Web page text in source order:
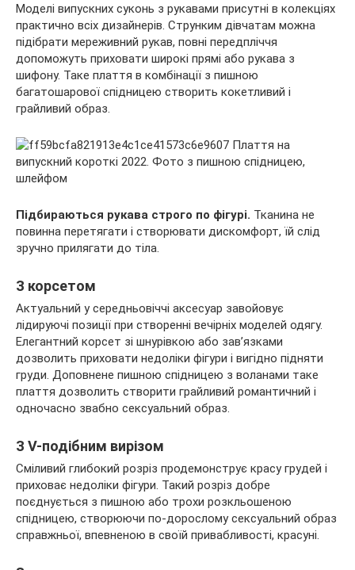
Моделі випускних суконь з рукавами присутні в колекціях
практично всіх дизайнерів. Струнким дівчатам можна
підібрати мереживний рукав, повні передпліччя
допоможуть приховати широкі прямі або рукава з
шифону. Таке плаття в комбінації з пишною
багатошарової спідницею створить кокетливий і
грайливий образ.
Підбираються рукава строго по фігурі. Тканина не
повинна перетягати і створювати дискомфорт, їй слід
зручно прилягати до тіла.
З корсетом
Актуальний у середньовіччі аксесуар завойовує
лідируючі позиції при створенні вечірніх моделей одягу.
Елегантний корсет зі шнурівкою або зав’язками
дозволить приховати недоліки фігури і вигідно підняти
груди. Доповнене пишною спідницею з воланами таке
плаття дозволить створити грайливий романтичний і
одночасно звабно сексуальний образ.
З V-подібним вирізом
Сміливий глибокий розріз продемонструє красу грудей і
приховає недоліки фігури. Такий розріз добре
поєднується з пишною або трохи розкльошеною
спідницею, створюючи по-дорослому сексуальний образ
справжньої, впевненою в своїй привабливості, красуні.